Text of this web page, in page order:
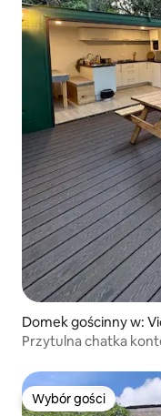
Domek gościnny w:
Przytulna chatka
Wybór gości
Wybór gości